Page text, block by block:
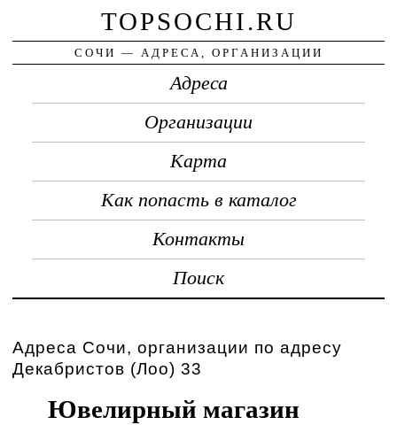
TOPSOCHI.RU
СОЧИ — АДРЕСА, ОРГАНИЗАЦИИ
Адреса
Организации
Карта
Как попасть в каталог
Контакты
Поиск
Адреса Сочи, организации по адресу
Декабристов (Лоо) 33
Ювелирный магазин